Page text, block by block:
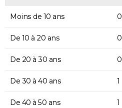
Moins de 10 ans 0
De 10 à 20 ans 0
De 20 à 30 ans 0
De 30 à 40 ans 1
De 40 à 50 ans 1